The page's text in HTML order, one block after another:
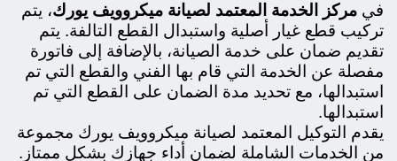
في مركز الخدمة المعتمد لصيانة ميكروويف يورك، يتم
تركيب قطع غيار أصلية واستبدال القطع التالفة. يتم
تقديم ضمان على خدمة الصيانة، بالإضافة إلى فاتورة
مفصلة عن الخدمة التي قام بها الفني والقطع التي تم
استبدالها، مع تحديد مدة الضمان على القطع التي تم
استبدالها.
يقدم التوكيل المعتمد لصيانة ميكروويف يورك مجموعة
من الخدمات الشاملة لضمان أداء جهازك بشكل ممتاز.